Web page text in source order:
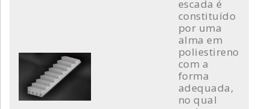
escada é
constituído
por uma
alma em
poliestireno
com a
forma
adequada,
no qual